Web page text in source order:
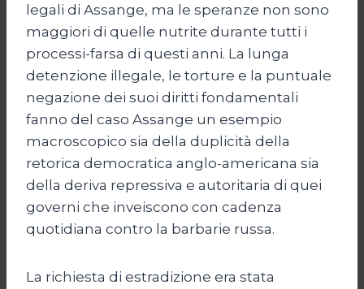
legali di Assange, ma le speranze non sono
maggiori di quelle nutrite durante tutti i
processi-farsa di questi anni. La lunga
detenzione illegale, le torture e la puntuale
negazione dei suoi diritti fondamentali
fanno del caso Assange un esempio
macroscopico sia della duplicità della
retorica democratica anglo-americana sia
della deriva repressiva e autoritaria di quei
governi che inveiscono con cadenza
quotidiana contro la barbarie russa.
La richiesta di estradizione era stata